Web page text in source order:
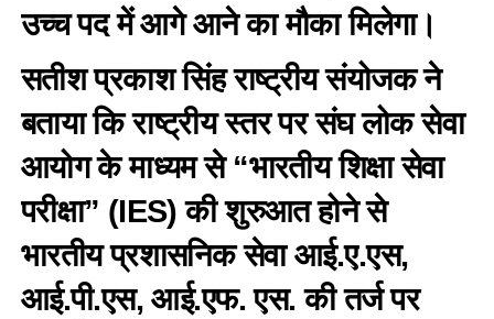
उच्च पद में आगे आने का मौका मिलेगा।
सतीश प्रकाश सिंह राष्ट्रीय संयोजक ने
बताया कि राष्ट्रीय स्तर पर संघ लोक सेवा
आयोग के माध्यम से “भारतीय शिक्षा सेवा
परीक्षा” (IES) की शुरुआत होने से
भारतीय प्रशासनिक सेवा आई.ए.एस,
आई.पी.एस, आई.एफ. एस. की तर्ज पर